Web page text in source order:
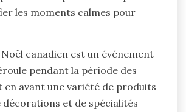
les moments calmes pour
canadien est un événement
pendant la période des
avant une variété de produits
décorations et de spécialités